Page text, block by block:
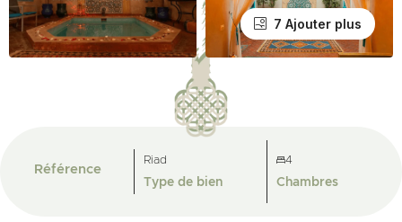
7 Ajouter plus
Référence
Riad
Type de bien
4
Chambres